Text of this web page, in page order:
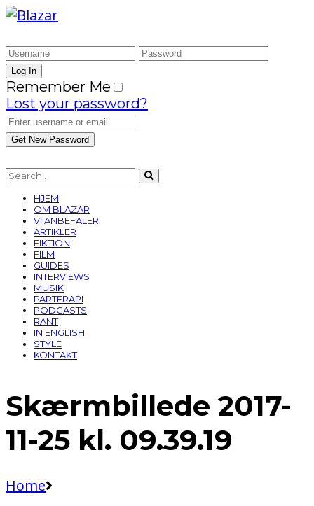
Remember Me
Lost your password?
HJEM
OM BLAZAR
VI ANBEFALER
ARTIKLER
FIKTION
FILM
GUIDES
INTERVIEWS
MUSIK
PARTERAPI
PODCASTS
RANT
IN ENGLISH
STYLE
KONTAKT
Skærmbillede 2017-
11-25 kl. 09.39.19
Home